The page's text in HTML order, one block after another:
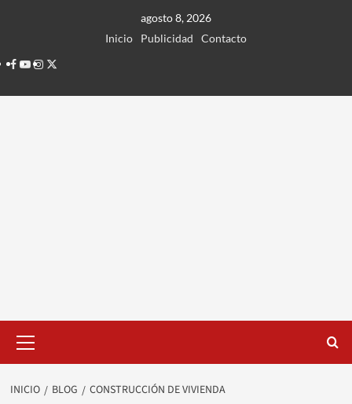
agosto 8, 2026
Inicio
Publicidad
Contacto
Facebook
Youtube
Instagram
Twitter
principal
INICIO BLOG CONSTRUCCIÓN DE VIVIENDA